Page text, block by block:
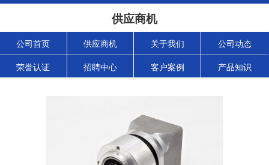
供应商机
公司首页 供应商机 关于我们 公司动态
荣誉认证 招聘中心 客户案例 产品知识